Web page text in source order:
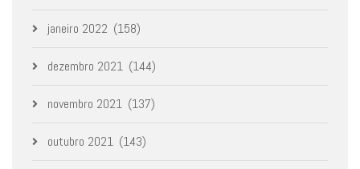
janeiro 2022 (158)
dezembro 2021 (144)
novembro 2021 (137)
outubro 2021 (143)